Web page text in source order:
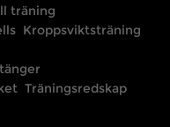
träning
Kroppsviktsträning
Träningsredskap